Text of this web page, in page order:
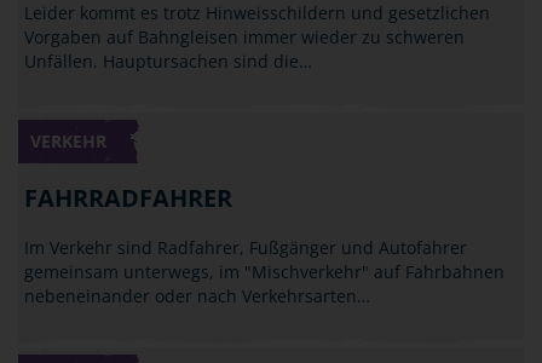
Leider kommt es trotz Hinweisschildern und gesetzlichen
Vorgaben auf Bahngleisen immer wieder zu schweren
Unfällen. Hauptursachen sind die…
VERKEHR
FAHRRADFAHRER
Im Verkehr sind Radfahrer, Fußgänger und Autofahrer
gemeinsam unterwegs, im "Mischverkehr" auf Fahrbahnen
nebeneinander oder nach Verkehrsarten…